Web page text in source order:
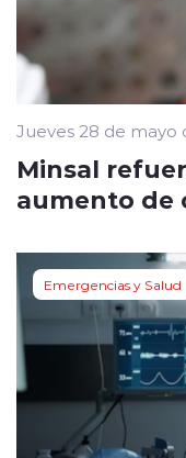
Jueves 28 de mayo
Minsal
aumento de
Emergencias y Salud